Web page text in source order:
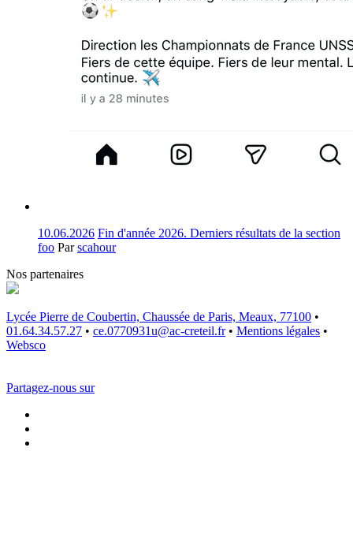
10.06.2026 Fin d'année 2026. Derniers résultats de la section
foo Parscahour
Nos partenaires
Lycée Pierre de Coubertin, Chaussée de Paris, Meaux, 77100 •
01.64.34.57.27 • ce.0770931u@ac-creteil.fr • Mentions légales •
Websco
Partagez-nous sur